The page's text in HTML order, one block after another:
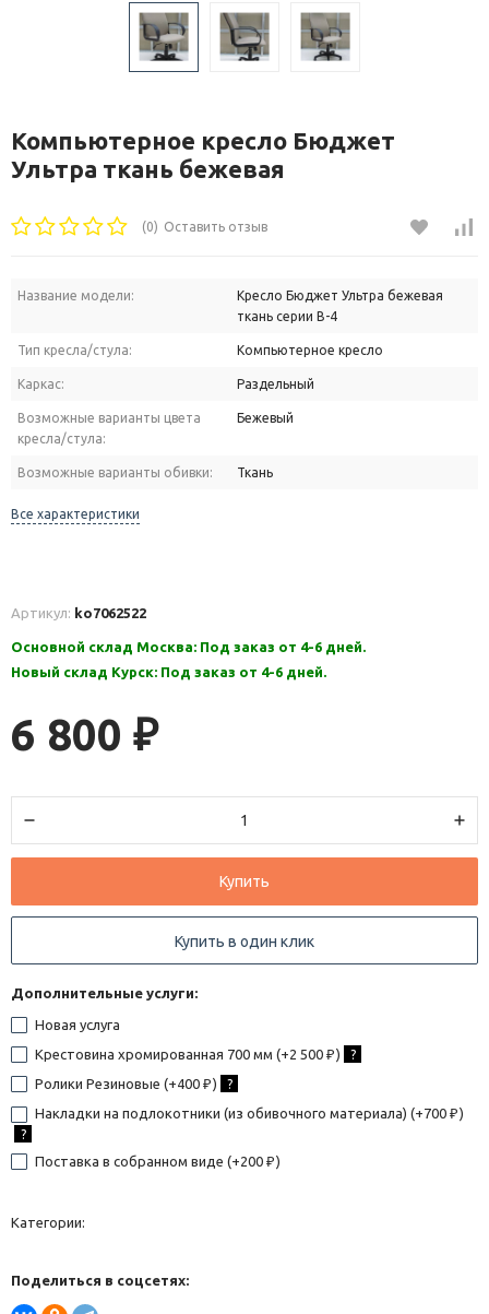
Компьютерное кресло Бюджет
Ультра ткань бежевая
(0) Оставить отзыв
Название модели:
Кресло Бюджет Ультра бежевая
ткань серии В-4
Тип кресла/стула: Компьютерное кресло
Каркас: Раздельный
Возможные варианты цвета
кресла/стула:
Бежевый
Возможные варианты обивки: Ткань
Все характеристики
Артикул: ko7062522
Основной склад Москва: Под заказ от 4-6 дней.
Новый склад Курск: Под заказ от 4-6 дней.
6 800 ₽
Купить
Купить в один клик
Дополнительные услуги:
Новая услуга
Крестовина хромированная 700 мм (+2 500 ₽ ) ?
Ролики Резиновые (+400 ₽ ) ?
Накладки на подлокотники (из обивочного материала) (+700 ₽ )
?
Поставка в собранном виде (+200 ₽ )
Категории:
Поделиться в соцсетях: